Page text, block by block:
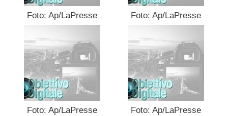
Foto: Ap/LaPresse Foto: Ap/LaPresse
Foto: Ap/LaPresse Foto: Ap/LaPresse